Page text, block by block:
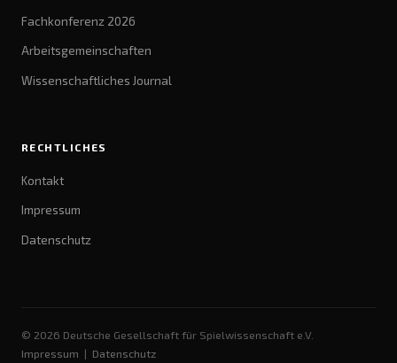
Fachkonferenz 2026
Arbeitsgemeinschaften
Wissenschaftliches Journal
RECHTLICHES
Kontakt
Impressum
Datenschutz
© 2026 Deutsche Gesellschaft für Spielwissenschaft e.V.
Impressum | Datenschutz